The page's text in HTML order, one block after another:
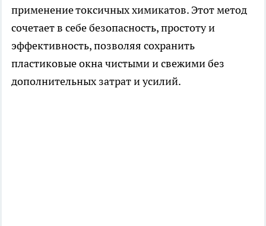
применение токсичных химикатов. Этот метод
сочетает в себе безопасность, простоту и
эффективность, позволяя сохранить
пластиковые окна чистыми и свежими без
дополнительных затрат и усилий.